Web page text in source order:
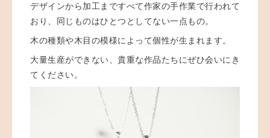
デザインから加工まですべて作家の手作業で行われて
おり、 同じものはひとつとしてない一点もの。
木の種類や木目の模様によって個性が生まれます。
大量生産ができない、貴重な作品たちにぜひ会いにき
てください。